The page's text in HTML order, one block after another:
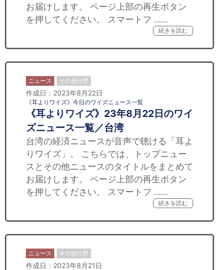
お届けします。 ページ上部の再生ボタン
を押してください。 スマートフ ……
続きを読む
ニュース その他分野
作成日：2023年8月22日
《耳よりワイズ》今日のワイズニュース一覧
《耳よりワイズ》23年8月22日のワイ
ズニュース一覧／台湾
台湾の経済ニュースが音声で聴ける「耳よ
りワイズ」。 こちらでは、トップニュー
スとその他ニュースのタイトルをまとめて
お届けします。 ページ上部の再生ボタン
を押してください。 スマートフ ……
続きを読む
ニュース その他分野
作成日：2023年8月21日